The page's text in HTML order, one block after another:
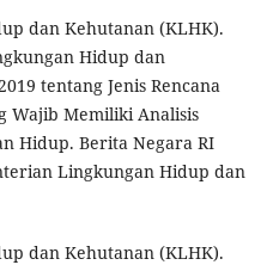
dan Kehutanan (KLHK).
Hidup dan
tentang Jenis Rencana
Wajib Memiliki Analisis
Hidup. Berita Negara RI
Lingkungan Hidup dan
dan Kehutanan (KLHK).